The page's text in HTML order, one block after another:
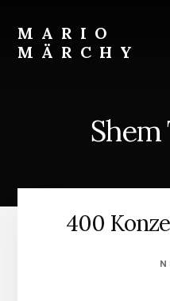
content
MARIO
MÄRCHY
Shem
400